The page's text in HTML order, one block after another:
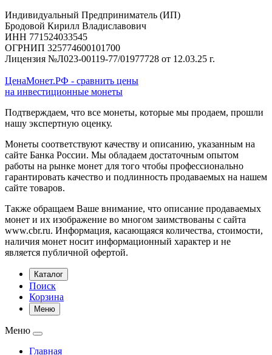
Индивидуальный Предприниматель (ИП)
Бродовой Кирилл Владиславович
ИНН 771524033545
ОГРНИП 325774600101700
Лицензия №Л023-00119-77/01977728 от 12.03.25 г.
ЦенаМонет.РФ - сравнить цены
на инвестиционные монеты
Подтверждаем, что все монеты, которые мы продаем, прошли
нашу экспертную оценку.
Монеты соответствуют качеству и описанию, указанным на
сайте Банка России. Мы обладаем достаточным опытом
работы на рынке монет для того чтобы профессионально
гарантировать качество и подлинность продаваемых на нашем
сайте товаров.
Также обращаем Ваше внимание, что описание продаваемых
монет и их изображение во многом заимствованы с сайта
www.cbr.ru. Информация, касающаяся количества, стоимости,
наличия монет носит информационный характер и не
является публичной офертой.
Каталог
Поиск
Корзина
Меню
Меню
Главная